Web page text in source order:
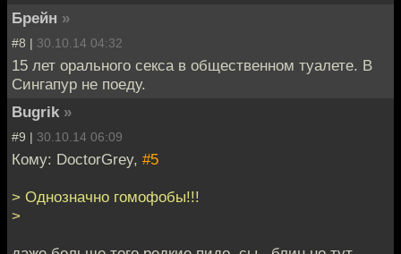
Брейн »
#8 | 30.10.14 04:32
15 лет орального секса в общественном туалете. В
Сингапур не поеду.
Bugrik »
#9 | 30.10.14 06:09
Кому: DoctorGrey, #5
> Однозначно гомофобы!!!
>